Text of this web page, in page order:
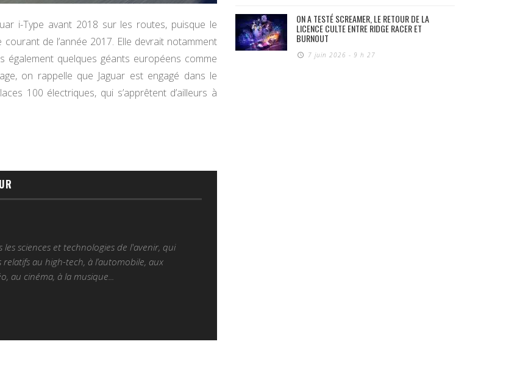
i-Type avant 2018 sur les routes, puisque le
de l’année 2017. Elle devrait notamment
quelques géants européens comme
on rappelle que Jaguar est engagé dans le
100 électriques, qui s’apprêtent d’ailleurs à
sciences et technologies de l'avenir, qui
au high-tech, à l’automobile, aux
au cinéma, à la musique...
ON A TESTÉ SCREAMER, LE RETOUR DE LA
LICENCE CULTE ENTRE RIDGE RACER ET
BURNOUT
7 juin 2026 - 9 h 27